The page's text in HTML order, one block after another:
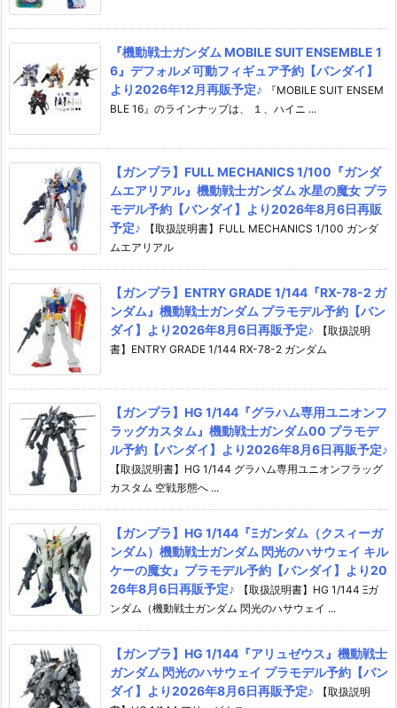
『機動戦士ガンダム MOBILE SUIT ENSEMBLE 1
6』デフォルメ可動フィギュア予約【バンダイ】
より2026年12月再販予定♪
『MOBILE SUIT ENSEM
BLE 16』のラインナップは、 １、ハイニ ...
【ガンプラ】FULL MECHANICS 1/100『ガンダ
ムエアリアル』機動戦士ガンダム 水星の魔女 プラ
モデル予約【バンダイ】より2026年8月6日再販
予定♪
【取扱説明書】FULL MECHANICS 1/100 ガンダ
ムエアリアル
【ガンプラ】ENTRY GRADE 1/144『RX-78-2 ガ
ンダム』機動戦士ガンダム プラモデル予約【バン
ダイ】より2026年8月6日再販予定♪
【取扱説明
書】ENTRY GRADE 1/144 RX-78-2 ガンダム
【ガンプラ】HG 1/144『グラハム専用ユニオンフ
ラッグカスタム』機動戦士ガンダム00 プラモデ
ル予約【バンダイ】より2026年8月6日再販予定♪
【取扱説明書】HG 1/144 グラハム専用ユニオンフラッグ
カスタム 空戦形態へ ...
【ガンプラ】HG 1/144『Ξガンダム（クスィーガ
ンダム）機動戦士ガンダム 閃光のハサウェイ キル
ケーの魔女』プラモデル予約【バンダイ】より20
26年8月6日再販予定♪
【取扱説明書】HG 1/144 Ξガ
ンダム（機動戦士ガンダム 閃光のハサウェイ ...
【ガンプラ】HG 1/144『アリュゼウス』機動戦士
ガンダム 閃光のハサウェイ プラモデル予約【バン
ダイ】より2026年8月6日再販予定♪
【取扱説明